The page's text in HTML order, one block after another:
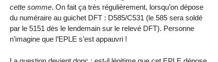
cette somme. On fait ça très régulièrement, lorsqu’on dépose
du numéraire au guichet DFT : D585/C531 (le 585 sera soldé
par le 5151 dès le lendemain sur le relevé DFT). Personne
n’imagine que l’EPLE s’est appauvri !